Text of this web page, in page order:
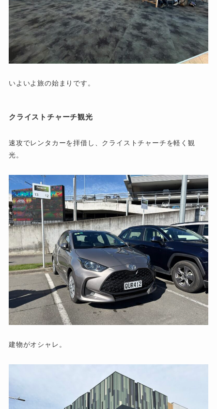
いよいよ旅の始まりです。
クライストチャーチ観光
速攻でレンタカーを拝借し、クライストチャーチを軽く観
光。
建物がオシャレ。